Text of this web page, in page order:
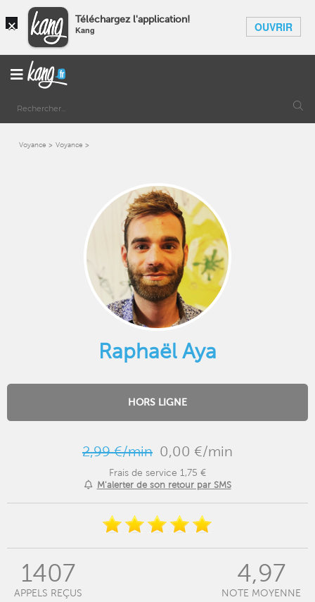
× Téléchargez l'application!
Kang OUVRIR
Voyance Voyance
Raphaël Aya
HORS LIGNE
2,99 €/min 0,00 €/min
Frais de service 1,75 €
M'alerter de son retour par SMS
1407
APPELS REÇUS
4,97
NOTE MOYENNE